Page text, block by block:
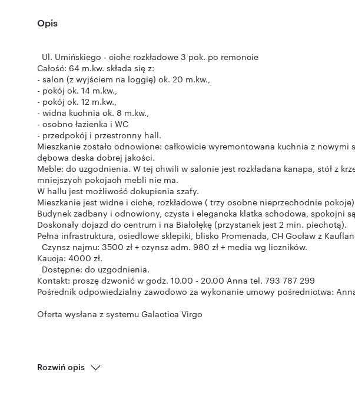
Opis
Ul. Umińskiego - ciche rozkładowe 3 pok. po remoncie
Całość: 64 m.kw. składa się z:
- salon (z wyjściem na loggię) ok. 20 m.kw.,
- pokój ok. 14 m.kw.,
- pokój ok. 12 m.kw.,
- widna kuchnia ok. 8 m.kw.,
- osobno łazienka i WC
- przedpokój i przestronny hall.
Mieszkanie zostało odnowione: całkowicie wyremontowana kuchnia z nowymi
dębowa deska dobrej jakości.
Meble: do uzgodnienia. W tej chwili w salonie jest rozkładana kanapa, stół z
mniejszych pokojach mebli nie ma.
W hallu jest możliwość dokupienia szafy.
Mieszkanie jest widne i ciche, rozkładowe ( trzy osobne nieprzechodnie
Budynek zadbany i odnowiony, czysta i elegancka klatka schodowa, spokojni
Doskonały dojazd do centrum i na Białołękę (przystanek jest 2 min. piechotą).
Pełna infrastruktura, osiedlowe sklepiki, blisko Promenada, CH Gocław z
Czynsz najmu: 3500 zł + czynsz adm. 980 zł + media wg liczników.
Kaucja: 4000 zł.
Dostępne: do uzgodnienia.
Kontakt: proszę dzwonić w godz. 10.00 - 20.00 Anna tel. 793 787 299
Pośrednik odpowiedzialny zawodowo za wykonanie umowy pośrednictwa:
Oferta wysłana z systemu Galactica Virgo
Rozwiń opis